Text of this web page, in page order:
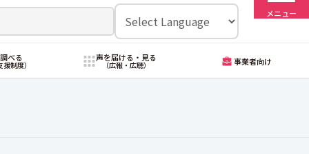
メニュー
べる
援制度）
声を届ける・見る
（広報・広聴） 事業者向け